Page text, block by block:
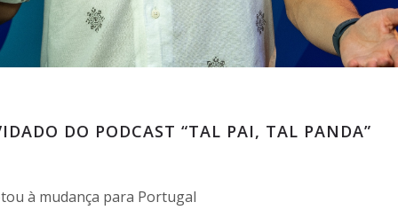
DO PODCAST “TAL PAI, TAL PANDA”
à mudança para Portugal